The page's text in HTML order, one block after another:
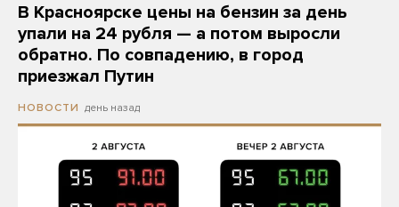
В Красноярске цены на бензин за день
упали на 24 рубля — а потом выросли
обратно. По совпадению, в город
приезжал Путин
НОВОСТИ день назад